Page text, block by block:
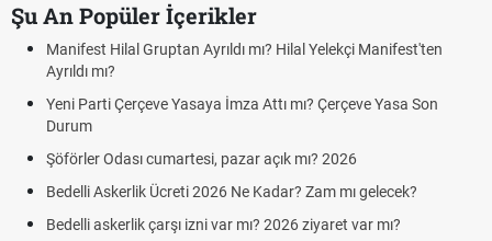
Şu An Popüler İçerikler
Manifest Hilal Gruptan Ayrıldı mı? Hilal Yelekçi Manifest'ten
Ayrıldı mı?
Yeni Parti Çerçeve Yasaya İmza Attı mı? Çerçeve Yasa Son
Durum
Şöförler Odası cumartesi, pazar açık mı? 2026
Bedelli Askerlik Ücreti 2026 Ne Kadar? Zam mı gelecek?
Bedelli askerlik çarşı izni var mı? 2026 ziyaret var mı?